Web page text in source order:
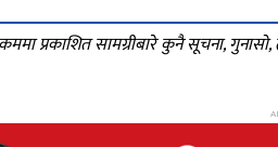
प्रकाशित सामग्रीबारे कुनै सूचना,